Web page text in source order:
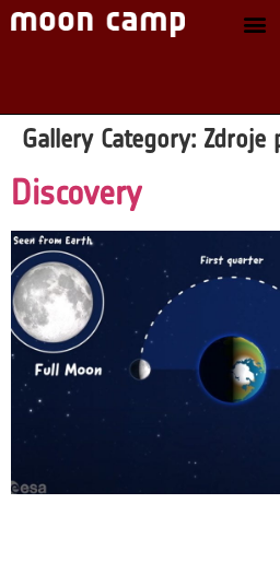
Gallery Category: Zdroje
Discovery